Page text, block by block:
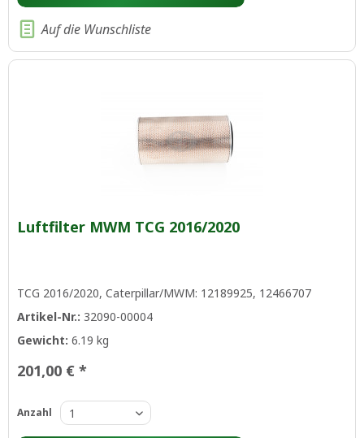
Auf die Wunschliste
Luftfilter MWM TCG 2016/2020
TCG 2016/2020, Caterpillar/MWM: 12189925, 12466707
Artikel-Nr.:32090-00004
Gewicht:6.19 kg
201,00 € *
Anzahl